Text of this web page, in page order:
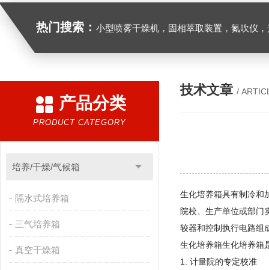
热门搜索： 小型喷雾干燥机，固相萃取装置，氮吹仪，光化学反应仪，低温恒温槽，超声波细胞
产品分类
PRODUCT CATEGORY
培养/干燥/气候箱
隔水式培养箱
三气培养箱
真空干燥箱
技术文章 /
生化培养箱具有制冷和
院校、生产单位或部门
较器和控制执行电路组
生化培养箱生化培养箱
1. 计量院的专定校准